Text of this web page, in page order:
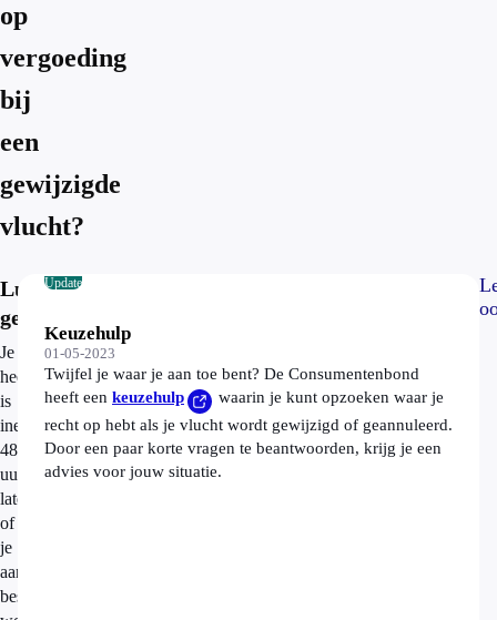
op
vergoeding
bij
een
gewijzigde
vlucht?
Luchthaven
gewijzigd
Je
heenvlucht
is
ineens
48
uur
later
of
je
aankomst
bestemming
Update
Keuzehulp
01-05-2023
Twijfel je waar je aan toe bent? De Consumentenbond
heeft een keuzehulp
waarin je kunt opzoeken waar je
recht op hebt als je vlucht wordt gewijzigd of geannuleerd.
Door een paar korte vragen te beantwoorden, krijg je een
advies voor jouw situatie.